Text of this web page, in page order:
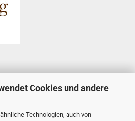
Cookies und andere
Technologien, auch von